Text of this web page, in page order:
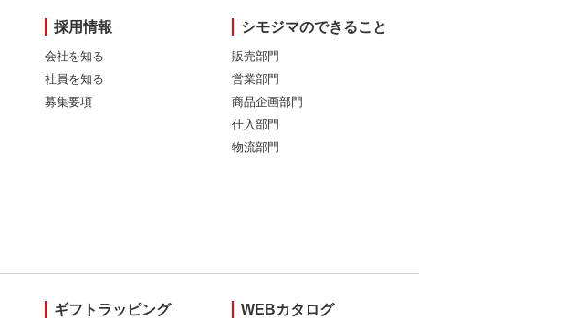
採用情報
会社を知る
社員を知る
募集要項
シモジマのできること
販売部門
営業部門
商品企画部門
仕入部門
物流部門
ギフトラッピング WEBカタログ